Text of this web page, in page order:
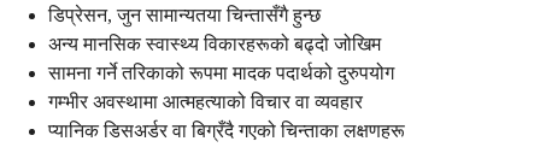
डिप्रेसन, जुन सामान्यतया चिन्तासँगै हुन्छ
अन्य मानसिक स्वास्थ्य विकारहरूको बढ्दो जोखिम
सामना गर्ने तरिकाको रूपमा मादक पदार्थको दुरुपयोग
गम्भीर अवस्थामा आत्महत्याको विचार वा व्यवहार
प्यानिक डिसअर्डर वा बिग्रँदै गएको चिन्ताका लक्षणहरू